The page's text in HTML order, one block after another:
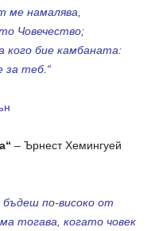
ме намалява,
Човечество;
кого бие камбаната:
за теб.“
– Ърнест Хемингуей
бъдеш по-високо от
тогава, когато човек